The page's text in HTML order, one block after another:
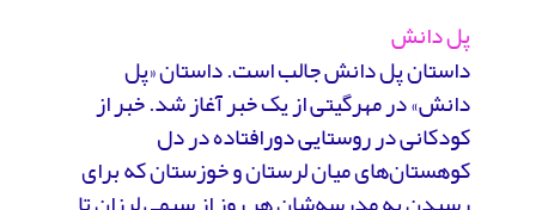
پل دانش
داستان پل دانش جالب است. داستان «پل
دانش» در مهرگیتی از یک خبر آغاز شد. خبر از
کودکانی در روستایی دورافتاده در دل
کوهستان‌های میان لرستان و خوزستان که برای